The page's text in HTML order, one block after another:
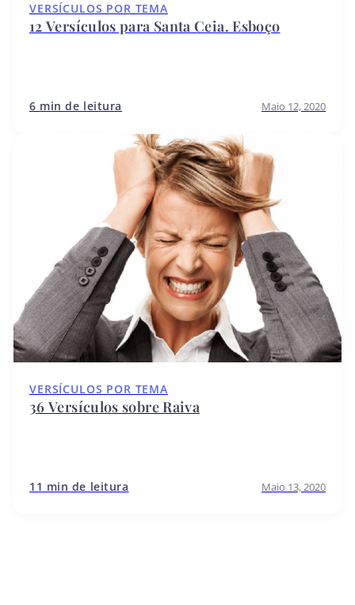
VERSÍCULOS POR TEMA
12 Versículos para Santa Ceia. Esboço
6 min de leitura Maio 12, 2020
VERSÍCULOS POR TEMA
36 Versículos sobre Raiva
11 min de leitura Maio 13, 2020